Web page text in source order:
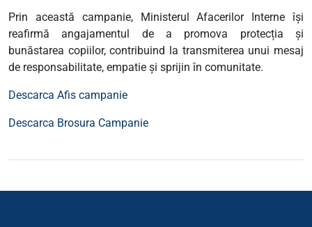
Prin această campanie, Ministerul Afacerilor Interne își
reafirmă angajamentul de a promova protecția și
bunăstarea copiilor, contribuind la transmiterea unui mesaj
de responsabilitate, empatie și sprijin în comunitate.
Descarca Afis campanie
Descarca Brosura Campanie